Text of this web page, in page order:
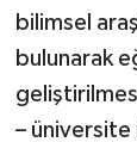
bilimsel
bulunarak
– üniversite